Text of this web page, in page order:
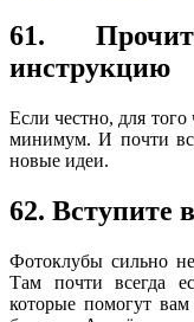
61.
инструкцию
Если честно, для
минимум. И почти
новые идеи.
62. Вступите
Фотоклубы сильно
Там почти всегда
которые помогут